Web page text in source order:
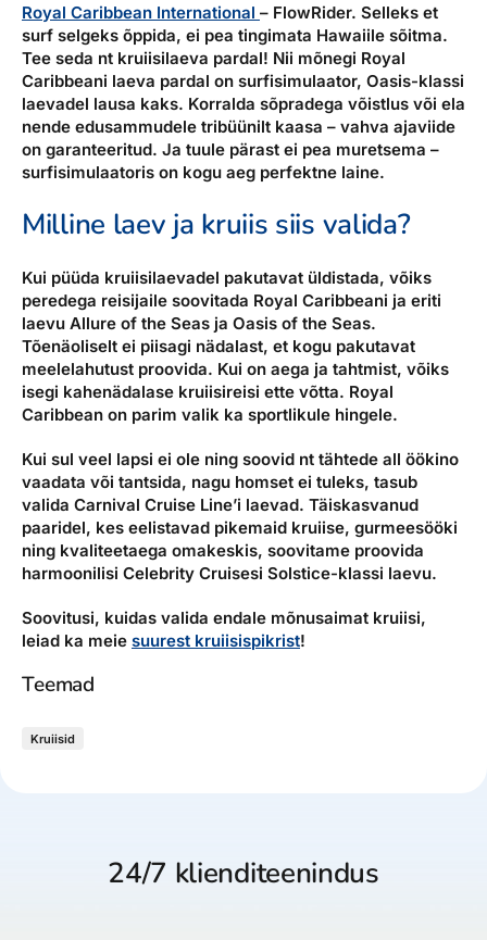
Royal Caribbean International – FlowRider. Selleks et
surf selgeks õppida, ei pea tingimata Hawaiile sõitma.
Tee seda nt kruiisilaeva pardal! Nii mõnegi Royal
Caribbeani laeva pardal on surfisimulaator, Oasis-klassi
laevadel lausa kaks. Korralda sõpradega võistlus või ela
nende edusammudele tribüünilt kaasa – vahva ajaviide
on garanteeritud. Ja tuule pärast ei pea muretsema –
surfisimulaatoris on kogu aeg perfektne laine.
Milline laev ja kruiis siis valida?
Kui püüda kruiisilaevadel pakutavat üldistada, võiks
peredega reisijaile soovitada Royal Caribbeani ja eriti
laevu Allure of the Seas ja Oasis of the Seas.
Tõenäoliselt ei piisagi nädalast, et kogu pakutavat
meelelahutust proovida. Kui on aega ja tahtmist, võiks
isegi kahenädalase kruiisireisi ette võtta. Royal
Caribbean on parim valik ka sportlikule hingele.
Kui sul veel lapsi ei ole ning soovid nt tähtede all öökino
vaadata või tantsida, nagu homset ei tuleks, tasub
valida Carnival Cruise Line’i laevad. Täiskasvanud
paaridel, kes eelistavad pikemaid kruiise, gurmeesööki
ning kvaliteetaega omakeskis, soovitame proovida
harmoonilisi Celebrity Cruisesi Solstice-klassi laevu.
Soovitusi, kuidas valida endale mõnusaimat kruiisi,
leiad ka meie suurest kruiisispikrist!
Teemad
Kruiisid
24/7 klienditeenindus